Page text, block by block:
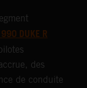
DUKE R
des
de conduite